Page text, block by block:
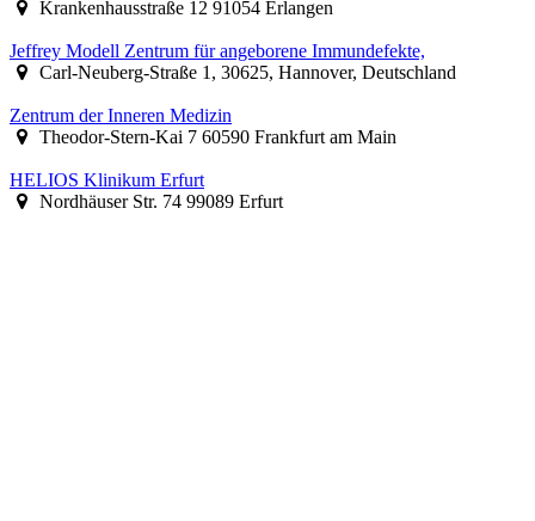
Krankenhausstraße 12 91054 Erlangen
Jeffrey Modell Zentrum für angeborene Immundefekte,
Carl-Neuberg-Straße 1, 30625, Hannover, Deutschland
Zentrum der Inneren Medizin
Theodor-Stern-Kai 7 60590 Frankfurt am Main
HELIOS Klinikum Erfurt
Nordhäuser Str. 74 99089 Erfurt